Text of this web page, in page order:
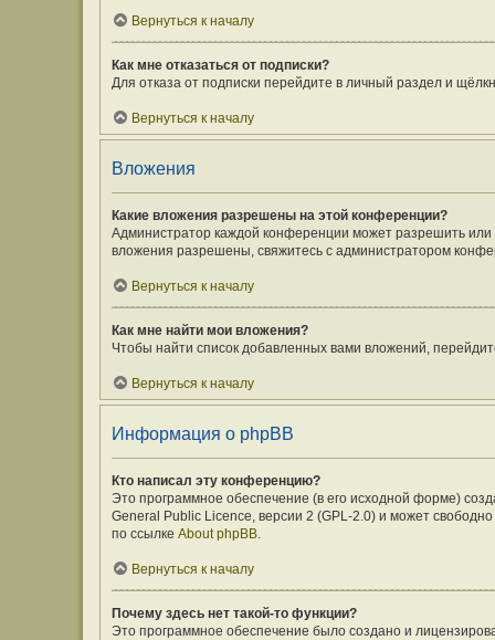
Вернуться к началу
Как мне отказаться от подписки?
Для отказа от подписки перейдите в личный раздел и
Вернуться к началу
Вложения
Какие вложения разрешены на этой конференции?
Администратор каждой конференции может разрешить
вложения разрешены, свяжитесь с администратором
Вернуться к началу
Как мне найти мои вложения?
Чтобы найти список добавленных вами вложений,
Вернуться к началу
Информация о phpBB
Кто написал эту конференцию?
Это программное обеспечение (в его исходной форме)
General Public Licence, версии 2 (GPL-2.0) и может
по ссылке About phpBB.
Вернуться к началу
Почему здесь нет такой-то функции?
Это программное обеспечение было создано и